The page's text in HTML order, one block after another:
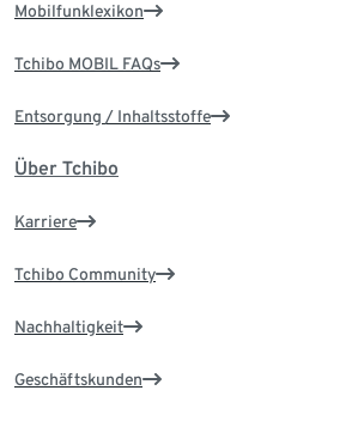
Mobilfunklexikon
Tchibo MOBIL FAQs
Entsorgung / Inhaltsstoffe
Über Tchibo
Karriere
Tchibo Community
Nachhaltigkeit
Geschäftskunden